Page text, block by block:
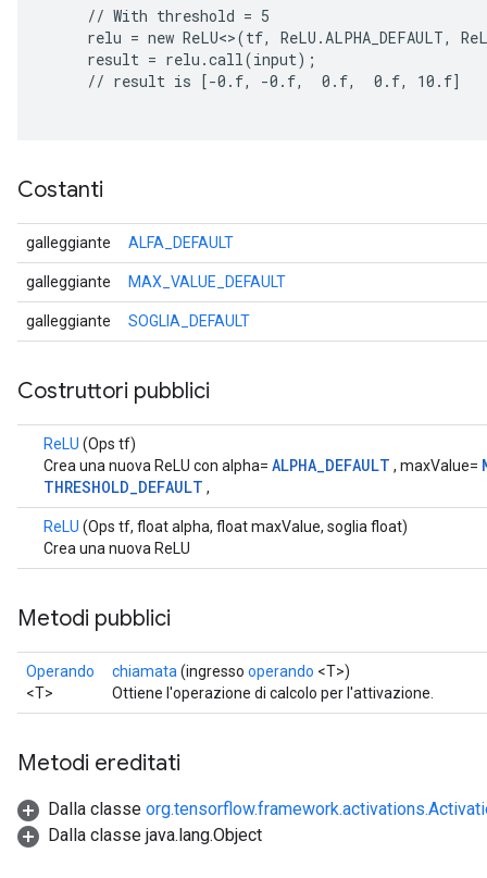
     // With threshold = 5
relu = new ReLU<>(tf, ReLU.ALPHA_DEFAULT,
     result = relu.call(input);
     // result is [-0.f, -0.f,  0.f,  0.f, 10.f]
Costanti
galleggiante ALFA_DEFAULT
galleggiante MAX_VALUE_DEFAULT
galleggiante SOGLIA_DEFAULT
Costruttori pubblici
ReLU (Ops tf)
Crea una nuova ReLU con alpha= ALPHA_DEFAULT , maxValue=
THRESHOLD_DEFAULT ,
ReLU (Ops tf, float alpha, float maxValue, soglia float)
Crea una nuova ReLU
Metodi pubblici
Operando
<T>
chiamata (ingresso operando <T>)
Ottiene l'operazione di calcolo per l'attivazione.
Metodi ereditati
Dalla classe
Dalla classe java.lang.Object